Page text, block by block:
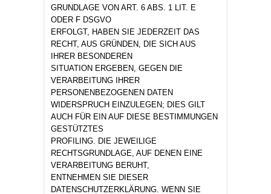
GRUNDLAGE VON ART. 6 ABS. 1 LIT. E
ODER F DSGVO
ERFOLGT, HABEN SIE JEDERZEIT DAS
RECHT, AUS GRÜNDEN, DIE SICH AUS
IHRER BESONDEREN
SITUATION ERGEBEN, GEGEN DIE
VERARBEITUNG IHRER
PERSONENBEZOGENEN DATEN
WIDERSPRUCH EINZULEGEN; DIES GILT
AUCH FÜR EIN AUF DIESE BESTIMMUNGEN
GESTÜTZTES
PROFILING. DIE JEWEILIGE
RECHTSGRUNDLAGE, AUF DENEN EINE
VERARBEITUNG BERUHT,
ENTNEHMEN SIE DIESER
DATENSCHUTZERKLÄRUNG. WENN SIE